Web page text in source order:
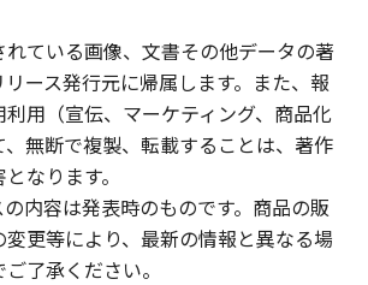
ている画像、文書その他データの著
ース発行元に帰属します。また、報
用（宣伝、マーケティング、商品化
無断で複製、転載することは、著作
なります。
内容は発表時のものです。商品の販
更等により、最新の情報と異なる場
了承ください。